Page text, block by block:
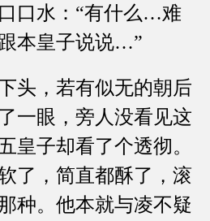
水：“有什么…难
本皇子说说…”
，若有似无的朝后
一眼，旁人没看见这
皇子却看了个透彻。
了，简直都酥了，滚
种。他本就与凌不疑